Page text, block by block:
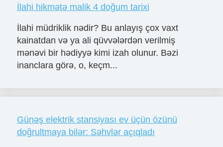
İlahi hikmətə malik 4 doğum tarixi
İlahi müdriklik nədir? Bu anlayış çox vaxt
kainatdan və ya ali qüvvələrdən verilmiş
mənəvi bir hədiyyə kimi izah olunur. Bəzi
inanclara görə, o, keçm...
Günəş elektrik stansiyası ev üçün özünü
doğrultmaya bilər: Səhvlər açıqladı